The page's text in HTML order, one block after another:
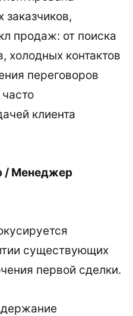
заказчиков,
продаж: от поиска
холодных контактов
переговоров
клиента
/ Менеджер
существующих
первой сделки.